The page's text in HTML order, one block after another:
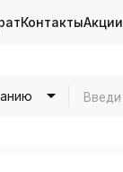
КонтактыАкции